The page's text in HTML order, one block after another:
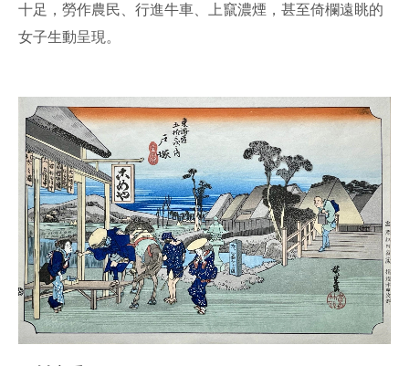
十足，勞作農民、行進牛車、上竄濃煙，甚至倚欄遠眺的
女子生動呈現。